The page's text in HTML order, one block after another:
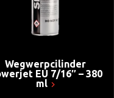
Wegwerpcilinder
EU 7/16″ – 380
ml